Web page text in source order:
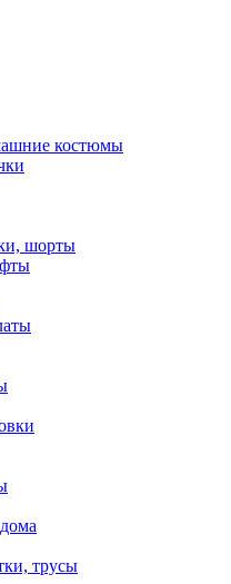
костюмы
шорты
трусы